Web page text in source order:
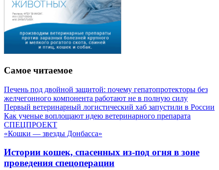
Самое читаемое
Печень под двойной защитой: почему гепатопротекторы без
желчегонного компонента работают не в полную силу
Первый ветеринарный логистический хаб запустили в России
Как ученые воплощают идею ветеринарного препарата
СПЕЦПРОЕКТ
«Кошки — звезды Донбасса»
Истории кошек, спасенных из-под огня в зоне
проведения спецоперации